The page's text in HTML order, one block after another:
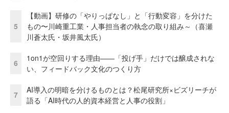
5
【動画】研修の「やりっぱなし」と「行動変容」を分けた
もの〜川崎重工業・人事担当者の執念の取り組み～（喜瀬
川蒼太氏・坂井風太氏）
6
1on1が空回りする理由——「投げ手」だけでは醸成されな
い、フィードバック文化のつくり方
7
AI導入の明暗を分けるものとは？松尾研究所×ビズリーチが
語る「AI時代の人的資本経営と人事の役割」